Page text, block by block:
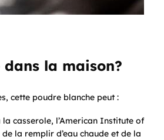
la maison?
cette poudre blanche peut :
casserole, l’American Institute of
la remplir d’eau chaude et de la